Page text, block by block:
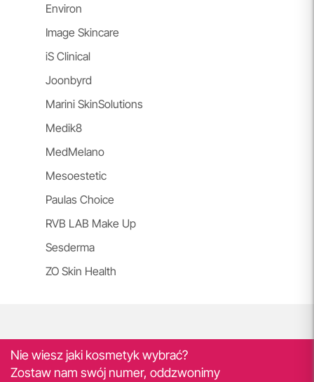
Environ
Image Skincare
iS Clinical
Joonbyrd
Marini SkinSolutions
Medik8
MedMelano
Mesoestetic
Paulas Choice
RVB LAB Make Up
Sesderma
ZO Skin Health
Nie wiesz jaki kosmetyk wybrać?
Zostaw nam swój numer, oddzwonimy